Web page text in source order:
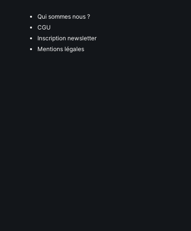
Qui sommes nous ?
CGU
Inscription newsletter
Mentions légales